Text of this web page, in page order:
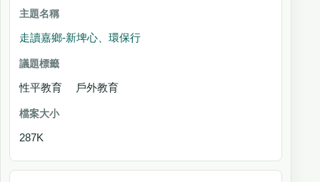
走讀嘉鄉-新埤心、環保行
性平教育 戶外教育
287K